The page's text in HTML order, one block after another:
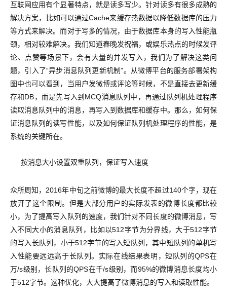
互联网应用有个显著特点，就是读多写少。针对读多有很多成熟的
解决方案，比如可以通过Cache来缓存热数据以降低数据库的压力
等方式来解决。而对于写多的情况，由于数据库本身的写入性能瓶
颈，相对较难解决。我们知道春晚发祝福，或娱乐热点的时候发评
论、点赞等场景下，会有大量的并发写入，我们为了解决这类问
题，引入了“异步消息队列更新机制”。从微博平台的服务部署架构
图中也可以看到，当用户发微博或评论等时候，不是直接去更新缓
存和DB，而是先写入到MCQ消息队列中，再通过队列机处理程序
读取消息队列中的消息，再写入到数据库和缓存中。那么，如何保
证消息队列的读写性能，以及如何保证队列机处理程序的性能，是
系统的关键所在。
按消息大小设置双重队列，保证写入速度
众所周知，2016年中旬之前微博的最大长度不超过140个字，现在
放开了这个限制。但是大部分用户的实际发表的微博长度都比较
小，为了提高写入队列的速度，我们针对不同长度的微博消息，写
入不同大小的消息队列，比如以512字节为分界线，大于512字节
的写入长队列，小于512字节的写入短队列，其中短队列的单机写
入性能要远远高于长队列。实际在线结果表明，短队列的QPS在
万/s级别，长队列的QPS在千/s级别，而95%的微博消息长度均小
于512字节。这种优化，大大提高了微博消息的写入和读取性能。